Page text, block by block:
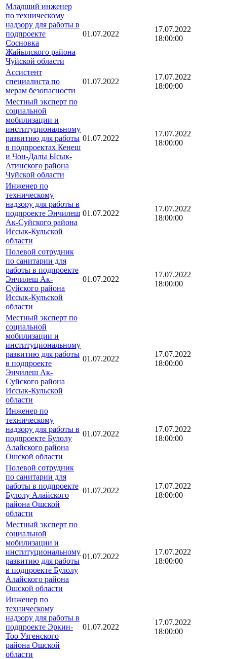
Младший инженер
по техническому
надзору для работы в
подпроекте
Сосновка
Жайылского района
Чуйской области
01.07.2022
17.07.2022
18:00:00
Ассистент
специалиста по
мерам безопасности
01.07.2022
17.07.2022
18:00:00
Местный эксперт по
социальной
мобилизации и
институциональному
развитию для работы
в подпроектах Кенеш
и Чон-Далы Ысык-
Атинского района
Чуйской области
01.07.2022
17.07.2022
18:00:00
Инженер по
техническому
надзору для работы в
подпроекте Энчилеш
Ак-Суйского района
Иссык-Кульской
области
01.07.2022
17.07.2022
18:00:00
Полевой сотрудник
по санитарии для
работы в подпроекте
Энчилеш Ак-
Суйского района
Иссык-Кульской
области
01.07.2022
17.07.2022
18:00:00
Местный эксперт по
социальной
мобилизации и
институциональному
развитию для работы
в подпроекте
Энчилеш Ак-
Суйского района
Иссык-Кульской
области
01.07.2022
17.07.2022
18:00:00
Инженер по
техническому
надзору для работы в
подпроекте Булолу
Алайского района
Ошской области
01.07.2022
17.07.2022
18:00:00
Полевой сотрудник
по санитарии для
работы в подпроекте
Булолу Алайского
района Ошской
области
01.07.2022
17.07.2022
18:00:00
Местный эксперт по
социальной
мобилизации и
институциональному
развитию для работы
в подпроекте Булолу
Алайского района
Ошской области
01.07.2022
17.07.2022
18:00:00
Инженер по
техническому
надзору для работы в
подпроекте Эркин-
Тоо Узгенского
района Ошской
области
01.07.2022
17.07.2022
18:00:00